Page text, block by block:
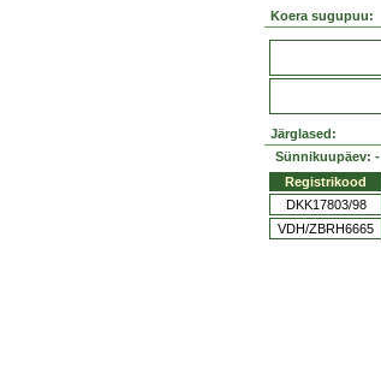
Koera sugupuu:
Järglased:
Sünnikuupäev: -
Registrikood
DKK17803/98
VDH/ZBRH6665